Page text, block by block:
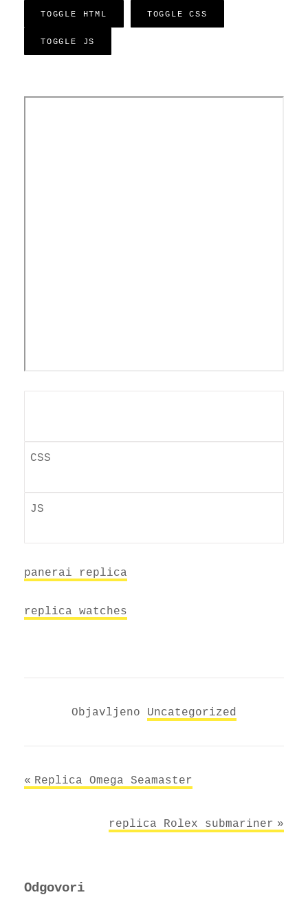
TOGGLE HTML TOGGLE CSS
TOGGLE JS
panerai replica
replica watches
Objavljeno Uncategorized
Navigacija
Replica Omega Seamaster
replica Rolex submariner
Odgovori